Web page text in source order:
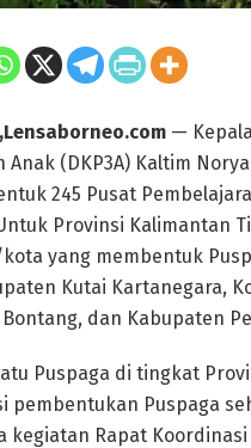
—
Anak (DKP3A) Kaltim
245 Pusat
Provinsi Kalimantan
yang membentuk
Kutai Kartanegara,
dan Kabupaten
Puspaga di tingkat
pembentukan Puspaga
kegiatan Rapat